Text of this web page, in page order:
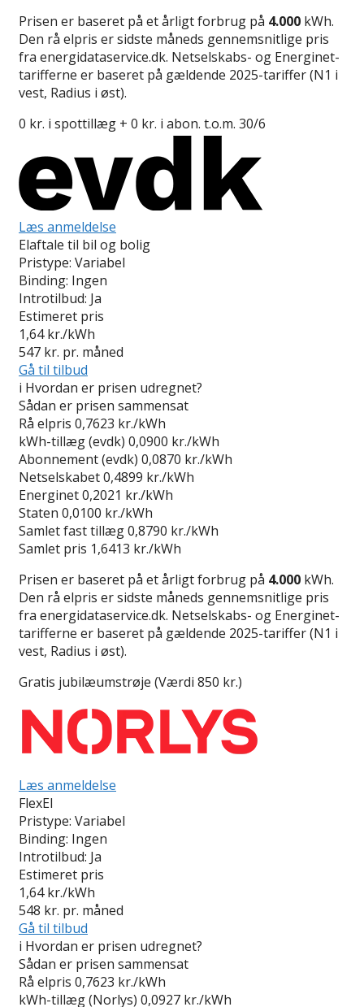
Prisen er baseret på et årligt forbrug på 4.000 kWh.
Den rå elpris er sidste måneds gennemsnitlige pris
fra energidataservice.dk. Netselskabs- og Energinet-
tarifferne er baseret på gældende 2025-tariffer (N1 i
vest, Radius i øst).
0 kr. i spottillæg + 0 kr. i abon. t.o.m. 30/6
Læs anmeldelse
Elaftale til bil og bolig
Pristype: Variabel
Binding: Ingen
Introtilbud: Ja
Estimeret pris
1,64 kr./kWh
547 kr. pr. måned
Gå til tilbud
i Hvordan er prisen udregnet?
Sådan er prisen sammensat
Rå elpris 0,7623 kr./kWh
kWh-tillæg (evdk) 0,0900 kr./kWh
Abonnement (evdk) 0,0870 kr./kWh
Netselskabet0,4899 kr./kWh
Energinet0,2021 kr./kWh
Staten 0,0100 kr./kWh
Samlet fast tillæg0,8790 kr./kWh
Samlet pris 1,6413 kr./kWh
Prisen er baseret på et årligt forbrug på 4.000 kWh.
Den rå elpris er sidste måneds gennemsnitlige pris
fra energidataservice.dk. Netselskabs- og Energinet-
tarifferne er baseret på gældende 2025-tariffer (N1 i
vest, Radius i øst).
Gratis jubilæumstrøje (Værdi 850 kr.)
Læs anmeldelse
FlexEl
Pristype: Variabel
Binding: Ingen
Introtilbud: Ja
Estimeret pris
1,64 kr./kWh
548 kr. pr. måned
Gå til tilbud
i Hvordan er prisen udregnet?
Sådan er prisen sammensat
Rå elpris 0,7623 kr./kWh
kWh-tillæg (Norlys) 0,0927 kr./kWh